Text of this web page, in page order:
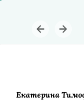
Екатерина